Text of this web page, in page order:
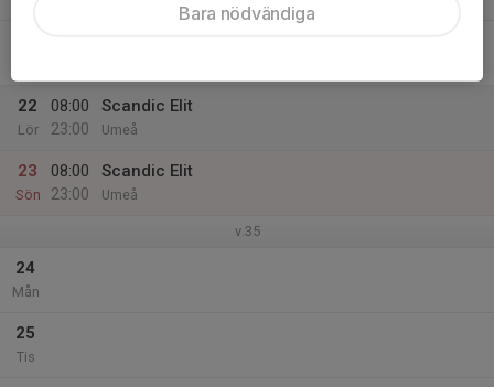
22
Lör
08:00
23:00
Scandic Elit
Umeå
23
Sön
08:00
23:00
Scandic Elit
Umeå
v.35
24
Mån
25
Tis
Bara nödvändiga